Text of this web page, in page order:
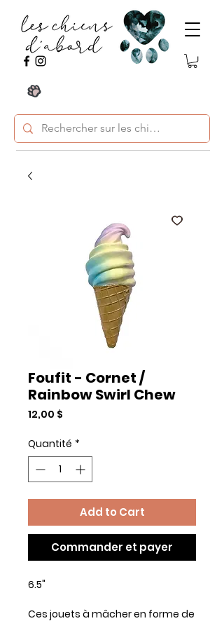
Foufit - Cornet /
Rainbow Swirl Chew
12,00 $
Quantité *
Add to Cart
Commander et payer
6.5"
Ces jouets à mâcher en forme de